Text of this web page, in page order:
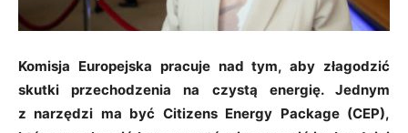
Komisja Europejska pracuje nad tym, aby złagodzić
skutki przechodzenia na czystą energię. Jednym
z narzędzi ma być Citizens Energy Package (CEP),